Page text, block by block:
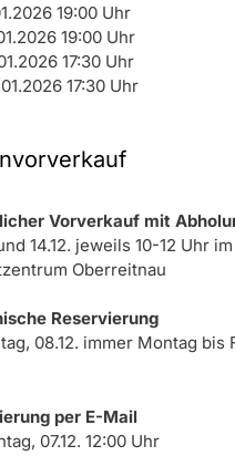
19:00 Uhr
19:00 Uhr
17:30 Uhr
17:30 Uhr
Vorverkauf mit
14.12. jeweils 10-12 Uhr im
Oberreitnau
Reservierung
08.12. immer Montag bis
per E-Mail
07.12. 12:00 Uhr